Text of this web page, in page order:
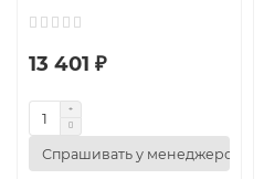
13 401 ₽
Спрашивать у менеджеров